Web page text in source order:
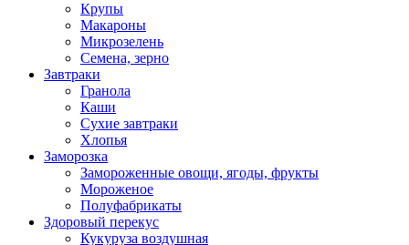
Крупы
Макароны
Микрозелень
Семена, зерно
Завтраки
Гранола
Каши
Сухие завтраки
Хлопья
Заморозка
Замороженные овощи, ягоды, фрукты
Мороженое
Полуфабрикаты
Здоровый перекус
Кукуруза воздушная